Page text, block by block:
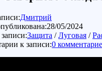
Дмитрий
28/05/2024
Защита / Луговая /
к записи:0